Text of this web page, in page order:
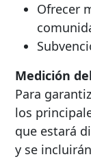
Ofrecer
Medición
Para
los
que estará
y se